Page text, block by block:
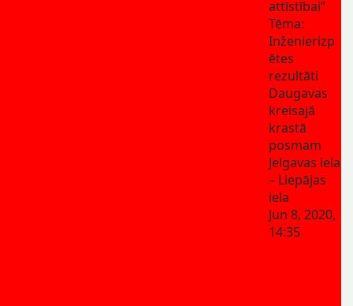
attīstībai”
Tēma:
Inženierizp
ētes
rezultāti
Daugavas
kreisajā
krastā
posmam
Jelgavas iela
– Liepājas
iela
Jun 8, 2020,
14:35